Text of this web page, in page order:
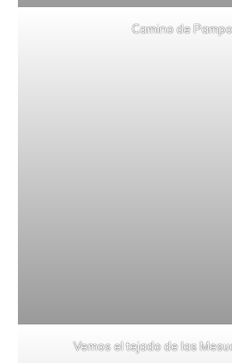
Camino de
Vemos el tejado de las